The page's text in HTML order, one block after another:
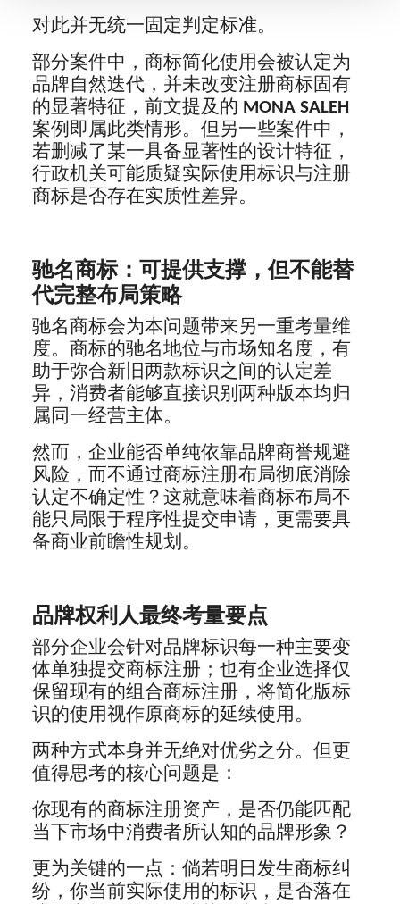
对此并无统一固定判定标准。
部分案件中，商标简化使用会被认定为
品牌自然迭代，并未改变注册商标固有
的显著特征，前文提及的 MONA SALEH
案例即属此类情形。但另一些案件中，
若删减了某一具备显著性的设计特征，
行政机关可能质疑实际使用标识与注册
商标是否存在实质性差异。
驰名商标：可提供支撑，但不能替
代完整布局策略
驰名商标会为本问题带来另一重考量维
度。商标的驰名地位与市场知名度，有
助于弥合新旧两款标识之间的认定差
异，消费者能够直接识别两种版本均归
属同一经营主体。
然而，企业能否单纯依靠品牌商誉规避
风险，而不通过商标注册布局彻底消除
认定不确定性？这就意味着商标布局不
能只局限于程序性提交申请，更需要具
备商业前瞻性规划。
品牌权利人最终考量要点
部分企业会针对品牌标识每一种主要变
体单独提交商标注册；也有企业选择仅
保留现有的组合商标注册，将简化版标
识的使用视作原商标的延续使用。
两种方式本身并无绝对优劣之分。但更
值得思考的核心问题是：
你现有的商标注册资产，是否仍能匹配
当下市场中消费者所认知的品牌形象？
更为关键的一点：倘若明日发生商标纠
纷，你当前实际使用的标识，是否落在